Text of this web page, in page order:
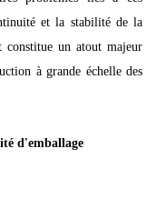
et la stabilité de la
constitue un atout majeur
à grande échelle des
d'emballage